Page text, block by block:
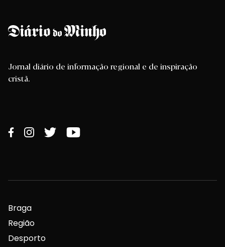
Jornal diário de informação regional e de inspiração
cristã.
Braga
Região
Desporto